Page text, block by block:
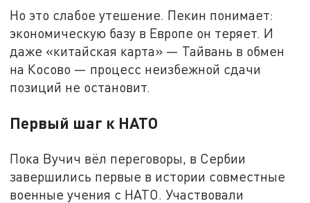
Но это слабое утешение. Пекин понимает:
экономическую базу в Европе он теряет. И
даже «китайская карта» — Тайвань в обмен
на Косово — процесс неизбежной сдачи
позиций не остановит.
Первый шаг к НАТО
Пока Вучич вёл переговоры, в Сербии
завершились первые в истории совместные
военные учения с НАТО. Участвовали